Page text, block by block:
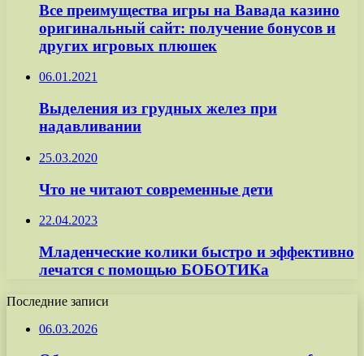
Все преимущества игры на Вавада казино
оригинальный сайт: получение бонусов и
других игровых плюшек
06.01.2021
Выделения из грудных желез при
надавливании
25.03.2020
Что не читают современные дети
22.04.2023
Младенческие колики быстро и эффективно
лечатся с помощью БОБОТИКа
Последние записи
06.03.2026